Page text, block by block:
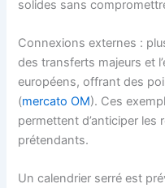
solides sans
Connexions externes :
des transferts majeurs et
européens, offrant des
(mercato OM). Ces
permettent d’anticiper les
prétendants.
Un calendrier serré est